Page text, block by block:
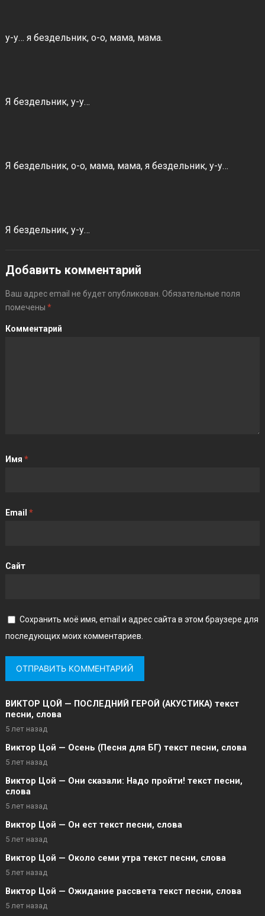
у-у… я бездельник, о-о, мама, мама.
Я бездельник, у-у…
Я бездельник, о-о, мама, мама, я бездельник, у-у…
Я бездельник, у-у…
Добавить комментарий
Ваш адрес email не будет опубликован. Обязательные поля
помечены *
Комментарий
Имя *
Email *
Сайт
Сохранить моё имя, email и адрес сайта в этом браузере для
последующих моих комментариев.
ВИКТОР ЦОЙ — ПОСЛЕДНИЙ ГЕРОЙ (АКУСТИКА) текст
песни, слова
5 лет назад
Виктор Цой — Осень (Песня для БГ) текст песни, слова
5 лет назад
Виктор Цой — Они сказали: Надо пройти! текст песни,
слова
5 лет назад
Виктор Цой — Он ест текст песни, слова
5 лет назад
Виктор Цой — Около семи утра текст песни, слова
5 лет назад
Виктор Цой — Ожидание рассвета текст песни, слова
5 лет назад